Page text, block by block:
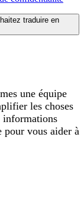
traduire en
une équipe
les choses
informations
pour vous aider à